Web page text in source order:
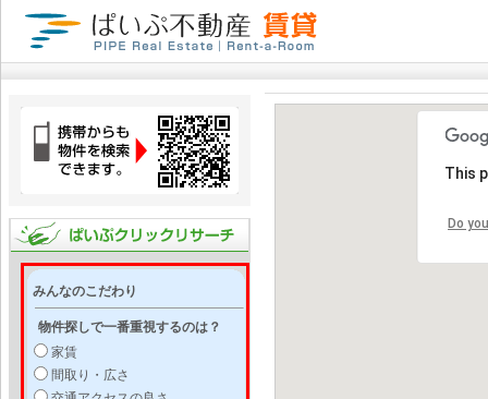
みんなのこだわり
物件探しで一番重視するのは？
家賃
間取り・広さ
This
Do